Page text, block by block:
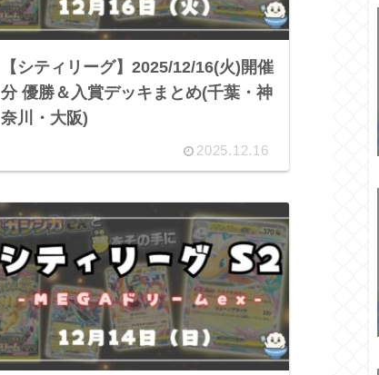
【シティリーグ】2025/12/16(火)開催
分 優勝＆入賞デッキまとめ(千葉・神
奈川・大阪)
2025.12.16